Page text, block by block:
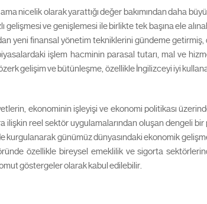
nicelik olarak yarattığı değer bakımından daha
ve genişlemesi ile birlikte tek başına ele
yeni finansal yönetim tekniklerini gündeme
işlem hacminin parasal tutarı, mal ve
gelişim ve bütünleşme, özellikle İngilizceyi iyi
ekonominin işleyişi ve ekonomi politikası
reel sektör uygulamalarından oluşan dengeli
kurgulanarak günümüz dünyasındaki ekonomik
özellikle bireysel emeklilik ve sigorta
göstergeler olarak kabul edilebilir.